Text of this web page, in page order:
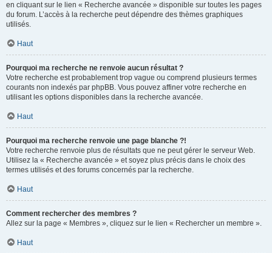
en cliquant sur le lien « Recherche avancée » disponible sur toutes les pages
du forum. L’accès à la recherche peut dépendre des thèmes graphiques
utilisés.
Haut
Pourquoi ma recherche ne renvoie aucun résultat ?
Votre recherche est probablement trop vague ou comprend plusieurs termes
courants non indexés par phpBB. Vous pouvez affiner votre recherche en
utilisant les options disponibles dans la recherche avancée.
Haut
Pourquoi ma recherche renvoie une page blanche ?!
Votre recherche renvoie plus de résultats que ne peut gérer le serveur Web.
Utilisez la « Recherche avancée » et soyez plus précis dans le choix des
termes utilisés et des forums concernés par la recherche.
Haut
Comment rechercher des membres ?
Allez sur la page « Membres », cliquez sur le lien « Rechercher un membre ».
Haut